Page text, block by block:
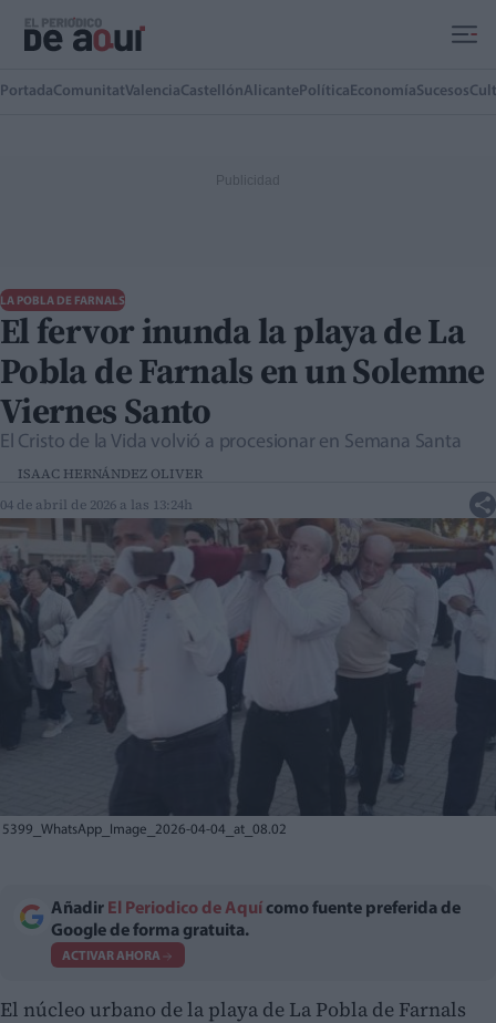
PortadaComunitatValenciaCastellónAlicante Política EconomíaSucesos
LA POBLA DE FARNALS
El fervor inunda la playa de La
Pobla de Farnals en un Solemne
Viernes Santo
El Cristo de la Vida volvió a procesionar en Semana Santa
ISAAC HERNÁNDEZ OLIVER
04 de abril de 2026 a las 13:24h
5399_WhatsApp_Image_2026-04-04_at_08.02
Añadir El Periodico de Aquí como fuente preferida de
Google de forma gratuita.
ACTIVAR AHORA
El núcleo urbano de la playa de La Pobla de Farnals